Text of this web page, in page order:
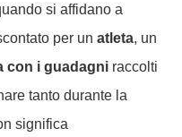
si affidano a
per un atleta, un
con i guadagni raccolti
tanto durante la
significa